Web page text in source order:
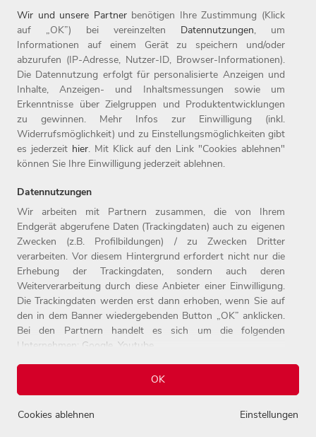
besten mit Kritik umgehen.
Arbeitgeber
Benefits
Arbeitsfelder
Datenschutz
© 2026 Witt-Gruppe.
Alle Rechte vorbehalten.
Einstellungen
Wir und unsere Partnerbenötigen Ihre Zustimmung (Klick
auf „OK”) bei vereinzelten Datennutzungen, um
Informationen auf einem Gerät zu speichern und/oder
abzurufen (IP-Adresse, Nutzer-ID, Browser-Informationen).
Die Datennutzung erfolgt für personalisierte Anzeigen und
Inhalte, Anzeigen- und Inhaltsmessungen sowie um
Erkenntnisse über Zielgruppen und Produktentwicklungen
zu gewinnen. Mehr Infos zur Einwilligung (inkl.
Widerrufsmöglichkeit) und zu Einstellungsmöglichkeiten gibt
es jederzeit hier. Mit Klick auf den Link "Cookies ablehnen"
können Sie Ihre Einwilligung jederzeit ablehnen.
Datennutzungen
Wir arbeiten mit Partnern zusammen, die von Ihrem
Endgerät abgerufene Daten (Trackingdaten) auch zu eigenen
Zwecken (z.B. Profilbildungen) / zu Zwecken Dritter
verarbeiten. Vor diesem Hintergrund erfordert nicht nur die
Erhebung der Trackingdaten, sondern auch deren
Weiterverarbeitung durch diese Anbieter einer Einwilligung.
Die Trackingdaten werden erst dann erhoben, wenn Sie auf
den in dem Banner wiedergebenden Button „OK” anklicken.
Bei den Partnern handelt es sich um die folgenden
Unternehmen: Google, Youtube
Weitere Informationen zu den Datenverarbeitungen durch
diese Partner finden Sie in unserer
Einstellungen
Cookies ablehnen
OK